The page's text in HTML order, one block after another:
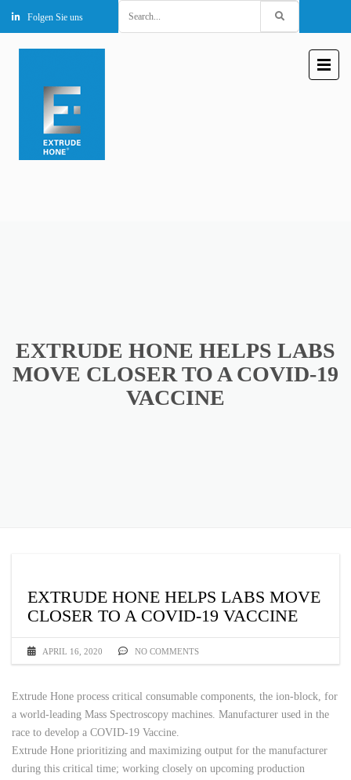
Folgen Sie uns
for:
EXTRUDE HONE HELPS LABS
MOVE CLOSER TO A COVID-19
VACCINE
EXTRUDE HONE HELPS LABS MOVE
CLOSER TO A COVID-19 VACCINE
APRIL 16, 2020 NO COMMENTS
Extrude Hone process critical consumable components, the ion-block, for
a world-leading Mass Spectroscopy machines. Manufacturer used in the
race to develop a COVID-19 Vaccine.
Extrude Hone prioritizing and maximizing output for the manufacturer
during this critical time; working closely on upcoming production